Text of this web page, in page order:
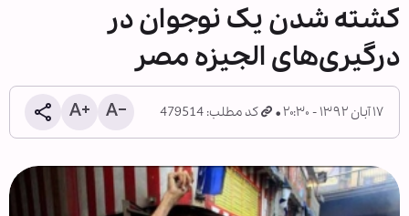
کشته شدن یک نوجوان در
درگیری‌های الجیزه مصر
۱۷ آبان ۱۳۹۲ - ۲۰:۳۰ کد مطلب: 479514